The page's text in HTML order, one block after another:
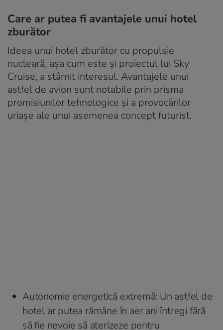
Care ar putea fi avantajele unui hotel
zburător
Ideea unui hotel zburător cu propulsie
nucleară, așa cum este și proiectul lui Sky
Cruise, a stârnit interesul. Avantajele unui
astfel de avion sunt notabile prin prisma
promisiunilor tehnologice și a provocărilor
uriașe ale unui asemenea concept futurist.
Autonomie energetică extremă: Un astfel de
hotel ar putea rămâne în aer ani întregi fără
să fie nevoie să aterizeze pentru